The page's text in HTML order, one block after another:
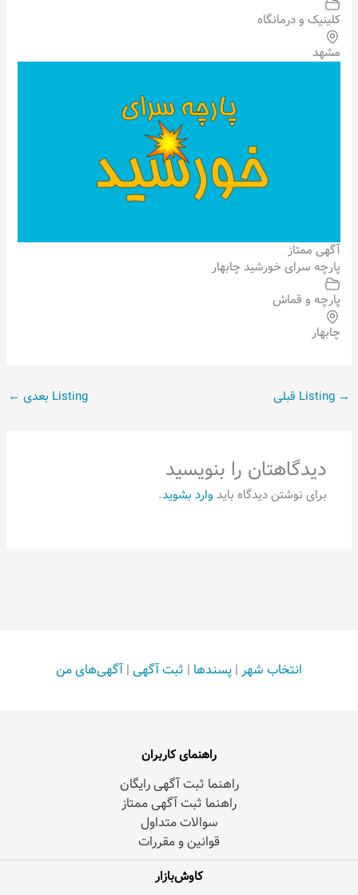
کلینیک و درمانگاه
مشهد
آگهی ممتاز
پارچه سرای خورشید چابهار
پارچه و قماش
چابهار
→ Listing بعدی ←
دیدگاهتان را بنویسید
برای نوشتن دیدگاه باید وارد بشوید.
انتخاب شهر | پسندها | ثبت آگهی | آگهی‌های من
راهنمای کاربران
راهنما ثبت آگهی رایگان
راهنما ثبت آگهی ممتاز
سوالات متداول
قوانین و مقررات
کاوش‌بازار